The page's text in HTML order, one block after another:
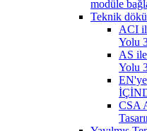
modüle
Teknik
ACI
Yolu
AS ile
Yolu
CSA